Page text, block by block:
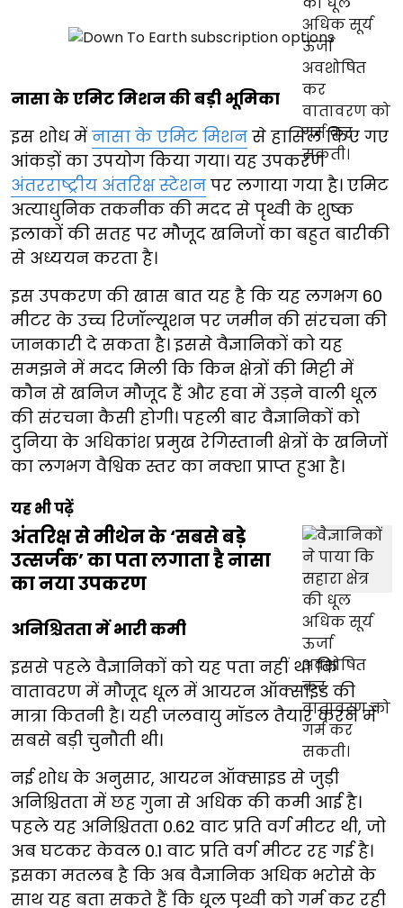
नासा के एमिट मिशन की बड़ी भूमिका
इस शोध में नासा के एमिट मिशन से हासिल किए गए
आंकड़ों का उपयोग किया गया। यह उपकरण
अंतरराष्ट्रीय अंतरिक्ष स्टेशन पर लगाया गया है। एमिट
अत्याधुनिक तकनीक की मदद से पृथ्वी के शुष्क
इलाकों की सतह पर मौजूद खनिजों का बहुत बारीकी
से अध्ययन करता है।
इस उपकरण की खास बात यह है कि यह लगभग 60
मीटर के उच्च रिजॉल्यूशन पर जमीन की संरचना की
जानकारी दे सकता है। इससे वैज्ञानिकों को यह
समझने में मदद मिली कि किन क्षेत्रों की मिट्टी में
कौन से खनिज मौजूद हैं और हवा में उड़ने वाली धूल
की संरचना कैसी होगी। पहली बार वैज्ञानिकों को
दुनिया के अधिकांश प्रमुख रेगिस्तानी क्षेत्रों के खनिजों
का लगभग वैश्विक स्तर का नक्शा प्राप्त हुआ है।
यह भी पढ़ें
अंतरिक्ष से मीथेन के ‘सबसे बड़े
उत्सर्जक’ का पता लगाता है नासा
का नया उपकरण
अनिश्चितता में भारी कमी
इससे पहले वैज्ञानिकों को यह पता नहीं था कि
वातावरण में मौजूद धूल में आयरन ऑक्साइड की
मात्रा कितनी है। यही जलवायु मॉडल तैयार करने में
सबसे बड़ी चुनौती थी।
नई शोध के अनुसार, आयरन ऑक्साइड से जुड़ी
अनिश्चितता में छह गुना से अधिक की कमी आई है।
पहले यह अनिश्चितता 0.62 वाट प्रति वर्ग मीटर थी, जो
अब घटकर केवल 0.1 वाट प्रति वर्ग मीटर रह गई है।
इसका मतलब है कि अब वैज्ञानिक अधिक भरोसे के
साथ यह बता सकते हैं कि धूल पृथ्वी को गर्म कर रही